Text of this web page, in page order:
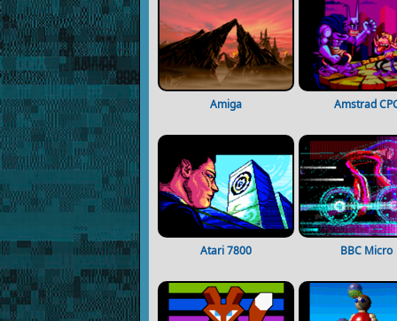
Amiga Amstrad
Atari 7800 BBC Micro